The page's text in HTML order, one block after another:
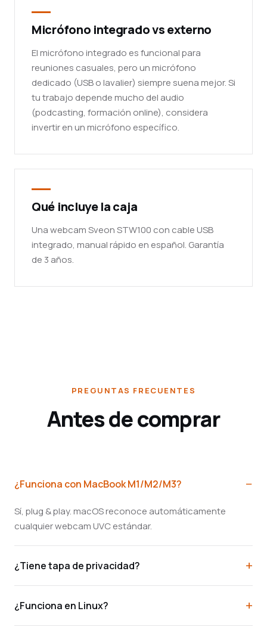
Micrófono integrado vs externo
El micrófono integrado es funcional para
reuniones casuales, pero un micrófono
dedicado (USB o lavalier) siempre suena mejor. Si
tu trabajo depende mucho del audio
(podcasting, formación online), considera
invertir en un micrófono específico.
Qué incluye la caja
Una webcam Sveon STW100 con cable USB
integrado, manual rápido en español. Garantía
de 3 años.
PREGUNTAS FRECUENTES
Antes de comprar
¿Funciona con MacBook M1/M2/M3?
Sí, plug & play. macOS reconoce automáticamente
cualquier webcam UVC estándar.
¿Tiene tapa de privacidad?
¿Funciona en Linux?